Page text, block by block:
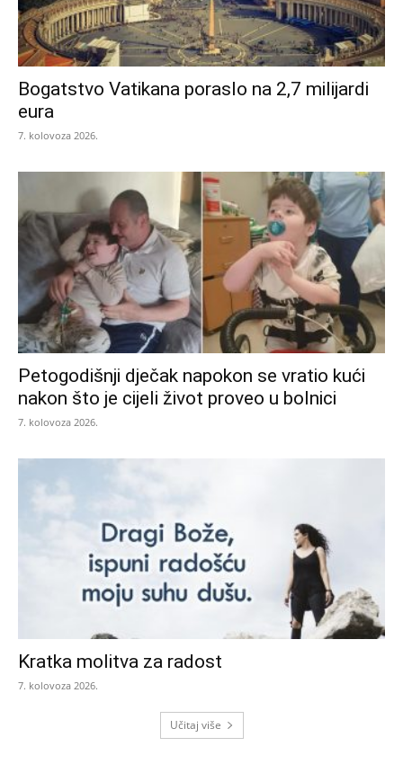
Bogatstvo Vatikana poraslo na 2,7 milijardi
eura
7. kolovoza 2026.
Petogodišnji dječak napokon se vratio kući
nakon što je cijeli život proveo u bolnici
7. kolovoza 2026.
Kratka molitva za radost
7. kolovoza 2026.
Učitaj više